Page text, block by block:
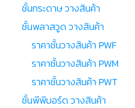
ชั้นกระดาษ วางสินค้า
ชั้นพลาสวูด วางสินค้า
ราคาชั้นวางสินค้า PWF
ราคาชั้นวางสินค้า PWM
ราคาชั้นวางสินค้า PWT
ชั้นพีพีบอร์ด วางสินค้า